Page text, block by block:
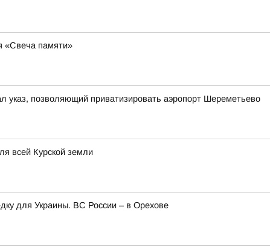
«Свеча памяти»
указ, позволяющий приватизировать аэропорт Шереметьево
всей Курской земли
для Украины. ВС России – в Орехове